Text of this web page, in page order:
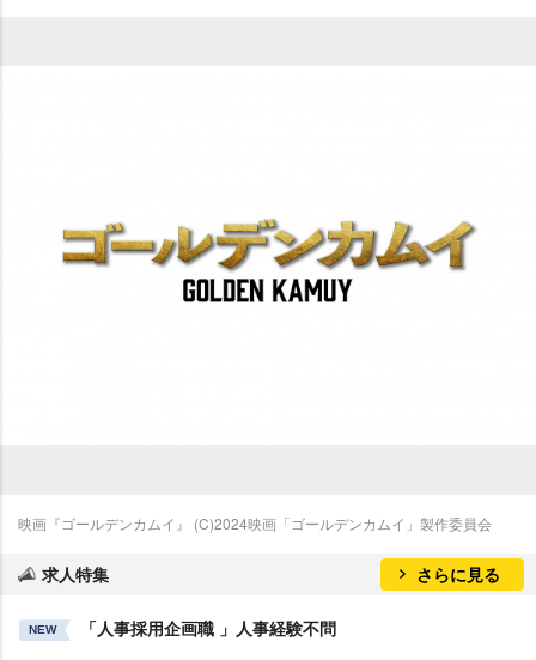
映画『ゴールデンカムイ』 (C)2024映画「ゴールデンカムイ」製作委員会
求人特集 さらに見る
NEW 「人事採用企画職 」人事経験不問